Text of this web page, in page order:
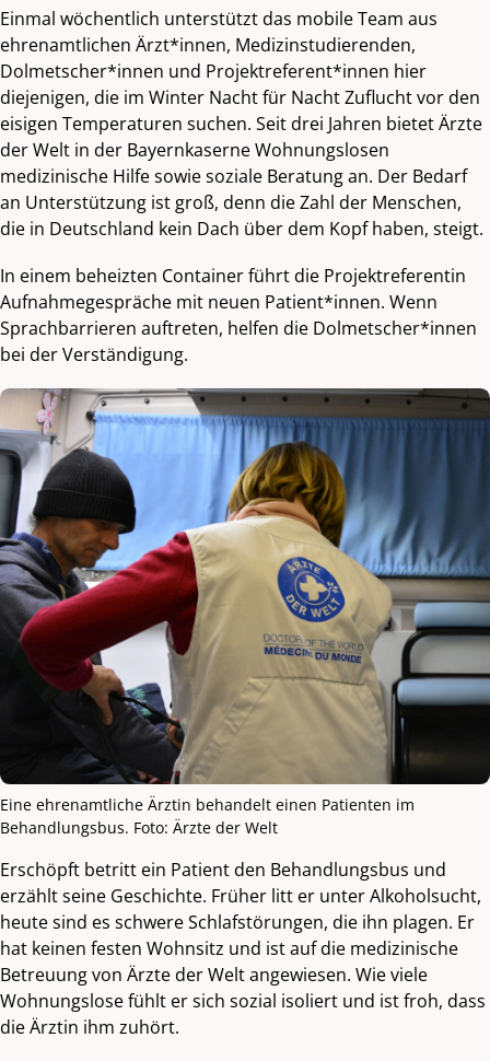
Einmal wöchentlich unterstützt das mobile Team aus
ehrenamtlichen Ärzt*innen, Medizinstudierenden,
Dolmetscher*innen und Projektreferent*innen hier
diejenigen, die im Winter Nacht für Nacht Zuflucht vor den
eisigen Temperaturen suchen. Seit drei Jahren bietet Ärzte
der Welt in der Bayernkaserne Wohnungslosen
medizinische Hilfe sowie soziale Beratung an. Der Bedarf
an Unterstützung ist groß, denn die Zahl der Menschen,
die in Deutschland kein Dach über dem Kopf haben, steigt.
In einem beheizten Container führt die Projektreferentin
Aufnahmegespräche mit neuen Patient*innen. Wenn
Sprachbarrieren auftreten, helfen die Dolmetscher*innen
bei der Verständigung.
Eine ehrenamtliche Ärztin behandelt einen Patienten im
Behandlungsbus. Foto: Ärzte der Welt
Erschöpft betritt ein Patient den Behandlungsbus und
erzählt seine Geschichte. Früher litt er unter Alkoholsucht,
heute sind es schwere Schlafstörungen, die ihn plagen. Er
hat keinen festen Wohnsitz und ist auf die medizinische
Betreuung von Ärzte der Welt angewiesen. Wie viele
Wohnungslose fühlt er sich sozial isoliert und ist froh, dass
die Ärztin ihm zuhört.